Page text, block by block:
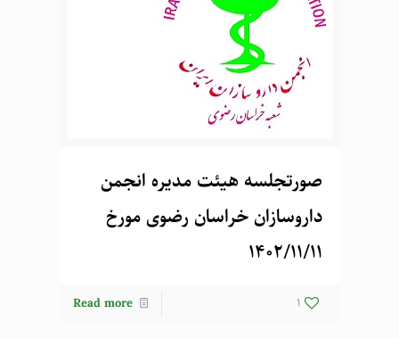
صورتجلسه هیئت مدیره انجمن
داروسازان خراسان رضوی مورخ
1402/11/11
1
Read more